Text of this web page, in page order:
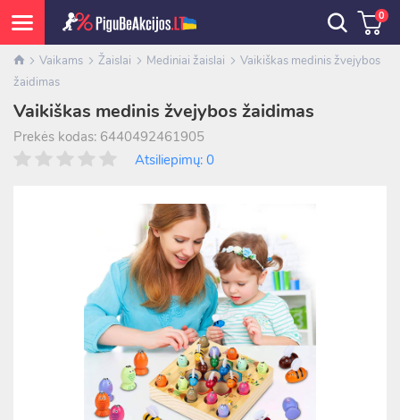
0
Vaikams Žaislai Mediniai žaislai
Vaikiškas medinis žvejybos
žaidimas
Vaikiškas medinis žvejybos žaidimas
Prekės kodas: 6440492461905
Atsiliepimų: 0